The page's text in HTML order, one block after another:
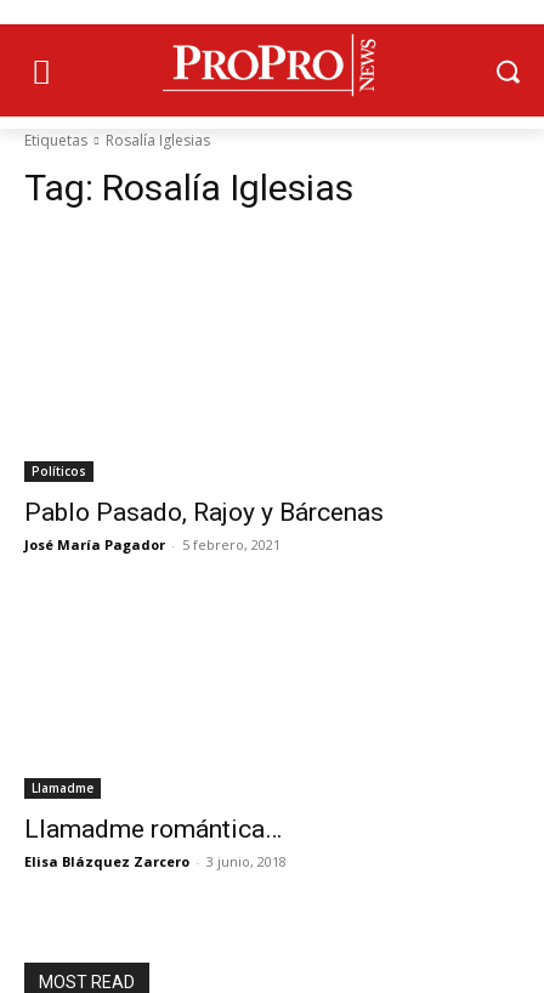
Etiquetas Rosalía Iglesias
Tag: Rosalía Iglesias
Políticos
Pablo Pasado, Rajoy y Bárcenas
José María Pagador - 5 febrero, 2021
Llamadme
Llamadme romántica…
Elisa Blázquez Zarcero - 3 junio, 2018
MOST READ